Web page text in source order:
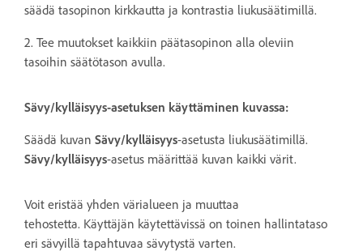
säädä tasopinon kirkkautta ja kontrastia liukusäätimillä.
2. Tee muutokset kaikkiin päätasopinon alla oleviin
tasoihin säätötason avulla.
Sävy/kylläisyys-asetuksen käyttäminen kuvassa:
Säädä kuvan Sävy/kylläisyys-asetusta liukusäätimillä.
Sävy/kylläisyys-asetus määrittää kuvan kaikki värit.
Voit eristää yhden värialueen ja muuttaa
tehostetta. Käyttäjän käytettävissä on toinen hallintataso
eri sävyillä tapahtuvaa sävytystä varten.